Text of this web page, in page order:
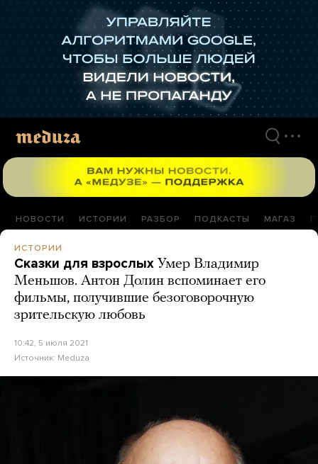
НОВОСТИ ИСТОРИИ РАЗБОР ПОДКАСТЫ МАГАЗ
ИСТОРИИ
Сказки для взрослых Умер Владимир
Меньшов. Антон Долин вспоминает его
фильмы, получившие безоговорочную
зрительскую любовь
10:42, 5 июля 2021
Источник: Meduza